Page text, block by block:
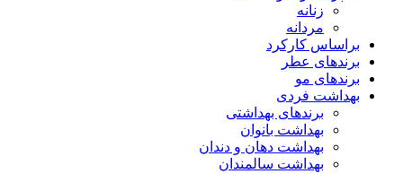
زنانه
مردانه
براساس کارکرد
برندهای عطر
برندهای مو
بهداشت فردی
برندهای بهداشتی
بهداشت بانوان
بهداشت دهان و دندان
بهداشت سالمندان